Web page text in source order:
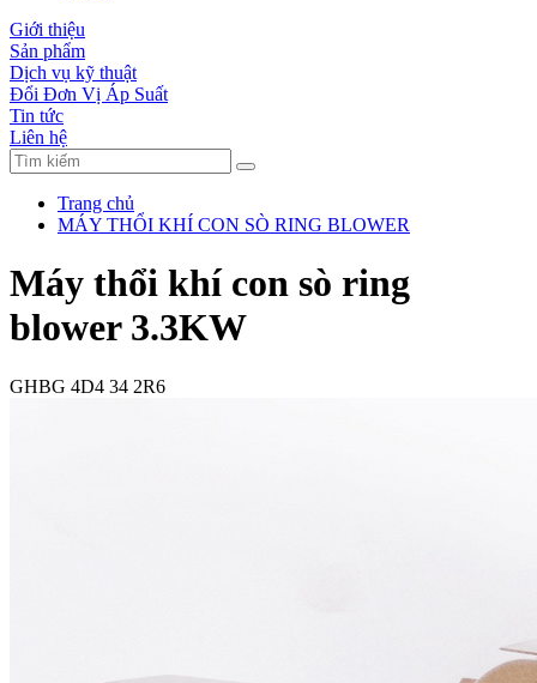
Giới thiệu
Sản phẩm
Dịch vụ kỹ thuật
Đổi Đơn Vị Áp Suất
Tin tức
Liên hệ
Trang chủ
MÁY THỔI KHÍ CON SÒ RING BLOWER
Máy thổi khí con sò ring
blower 3.3KW
GHBG 4D4 34 2R6